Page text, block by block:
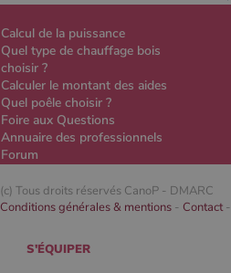
Calcul de la puissance
Quel type de chauffage bois
choisir ?
Calculer le montant des aides
Quel poêle choisir ?
Foire aux Questions
Annuaire des professionnels
Forum
(c) Tous droits réservés CanoP - DMARC
Conditions générales & mentions - Contact-
S'ÉQUIPER